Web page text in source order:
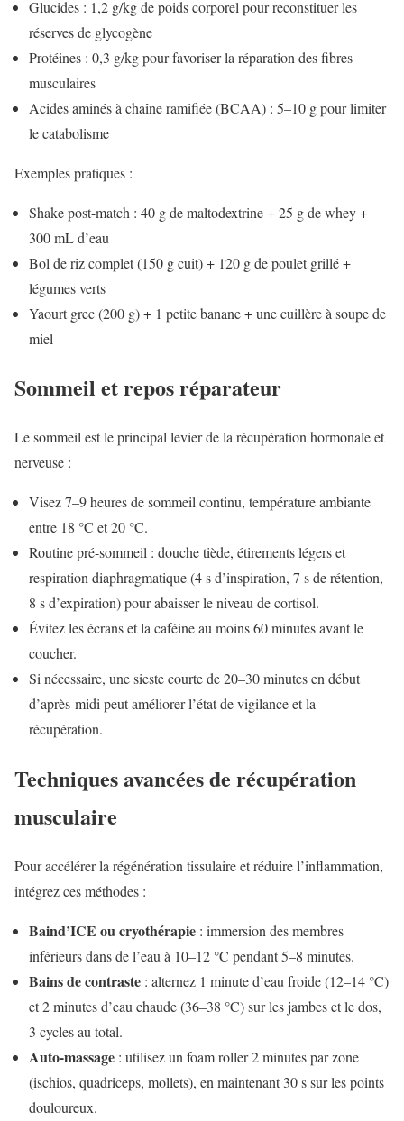
Glucides : 1,2 g/kg de poids corporel pour reconstituer les
réserves de glycogène
Protéines : 0,3 g/kg pour favoriser la réparation des fibres
musculaires
Acides aminés à chaîne ramifiée (BCAA) : 5–10 g pour limiter
le catabolisme
Exemples pratiques :
Shake post-match : 40 g de maltodextrine + 25 g de whey +
300 mL d’eau
Bol de riz complet (150 g cuit) + 120 g de poulet grillé +
légumes verts
Yaourt grec (200 g) + 1 petite banane + une cuillère à soupe de
miel
Sommeil et repos réparateur
Le sommeil est le principal levier de la récupération hormonale et
nerveuse :
Visez 7–9 heures de sommeil continu, température ambiante
entre 18 °C et 20 °C.
Routine pré-sommeil : douche tiède, étirements légers et
respiration diaphragmatique (4 s d’inspiration, 7 s de rétention,
8 s d’expiration) pour abaisser le niveau de cortisol.
Évitez les écrans et la caféine au moins 60 minutes avant le
coucher.
Si nécessaire, une sieste courte de 20–30 minutes en début
d’après-midi peut améliorer l’état de vigilance et la
récupération.
Techniques avancées de récupération
musculaire
Pour accélérer la régénération tissulaire et réduire l’inflammation,
intégrez ces méthodes :
Baind’ICE ou cryothérapie : immersion des membres
inférieurs dans de l’eau à 10–12 °C pendant 5–8 minutes.
Bains de contraste : alternez 1 minute d’eau froide (12–14 °C)
et 2 minutes d’eau chaude (36–38 °C) sur les jambes et le dos,
3 cycles au total.
Auto-massage : utilisez un foam roller 2 minutes par zone
(ischios, quadriceps, mollets), en maintenant 30 s sur les points
douloureux.